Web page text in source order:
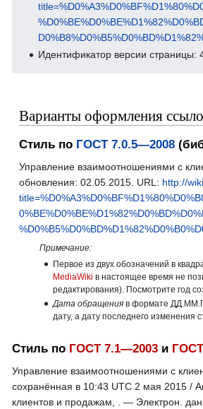
Идентификатор версии страницы:
Варианты оформления
Стиль по ГОСТ 7.0.5—2008
Управление взаимоотношениями с
обновления: 02.05.2015. URL: http://
Примечание:
Первое из двух обозначений в
MediaWiki в настоящее время не
редактирования). Посмотрите год
Дата обращенияв формате
дату, а дату последнего изменения
Стиль по ГОСТ 7.1—2003 и
Управление взаимоотношениями с
сохранённая в 10:43 UTC 2 мая 2015 /
клиентов и продажам, . — Электрон.